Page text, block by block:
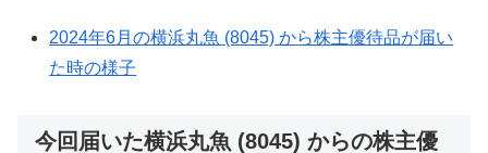
2024年6月の横浜丸魚 (8045) から株主優待品が届い
た時の様子
今回届いた横浜丸魚 (8045) からの株主優